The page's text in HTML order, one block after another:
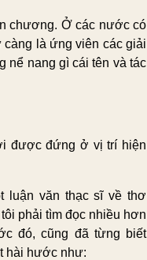
chương. Ở các nước có
càng là ứng viên các giải
nể nang gì cái tên và tác
được đứng ở vị trí hiện
luận văn thạc sĩ về thơ
phải tìm đọc nhiều hơn
đó, cũng đã từng biết
hài hước như: